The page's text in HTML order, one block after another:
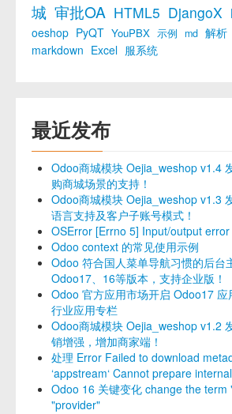
城 审批OA HTML5 DjangoX
oeshop PyQT YouPBX 示例 md 解析
markdown Excel 服系统
最近发布
Odoo商城模块 Oejia_weshop v1.4
购商城场景的支持！
Odoo商城模块 Oejia_weshop v1.3
语言支持及客户子账号模式！
OSError [Errno 5] Input/output error
Odoo context 的常见使用示例
Odoo 符合国人菜单导航习惯的后台
Odoo17、16等版本，支持企业版！
Odoo 官方应用市场开启 Odoo17 应
行业应用专栏
Odoo商城模块 Oejia_weshop v1.2
销增强，增加商家端！
处理 Error Failed to download
‘appstream‘ Cannot prepare
Odoo 16 关键变化 change the term
"provider"